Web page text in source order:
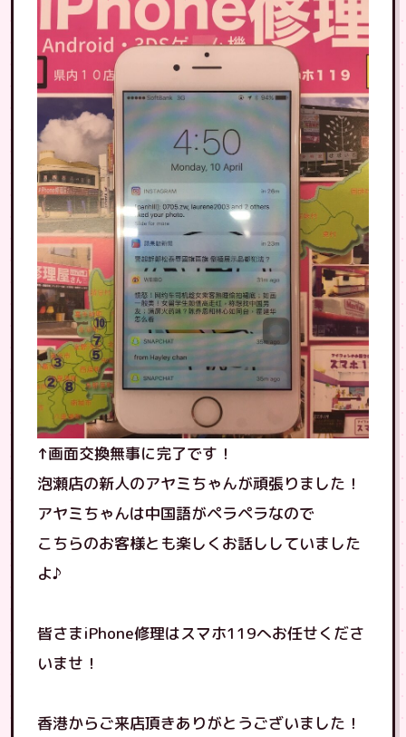
↑画面交換無事に完了です！
泡瀬店の新人のアヤミちゃんが頑張りました！
アヤミちゃんは中国語がペラペラなので
こちらのお客様とも楽しくお話ししていました
よ♪
皆さまiPhone修理はスマホ119へお任せくださ
いませ！
香港からご来店頂きありがとうございました！